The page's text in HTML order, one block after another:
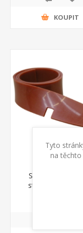
KOUPIT
Stírací guma
standart
Tyto
na těchto